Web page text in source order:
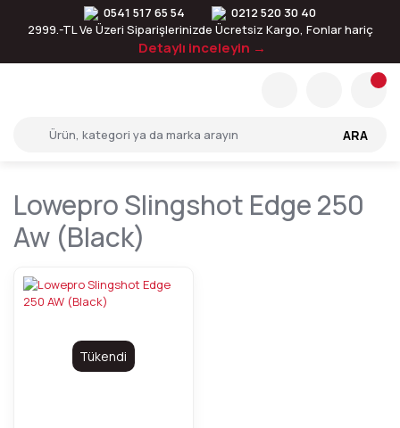
0541 517 65 54
0212 520 30 40
2999.-TL Ve Üzeri Siparişlerinizde Ücretsiz Kargo, Fonlar hariç
Detaylı inceleyin →
ARA
Lowepro Slingshot Edge 250
Aw (black)
Tükendi